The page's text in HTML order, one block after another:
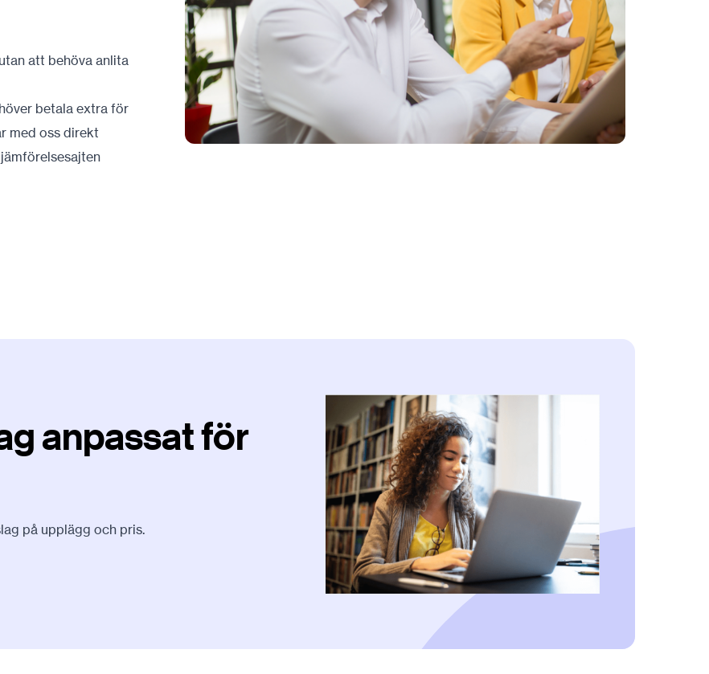
att behöva anlita
betala extra för
med oss direkt
anpassat för
på upplägg och pris.